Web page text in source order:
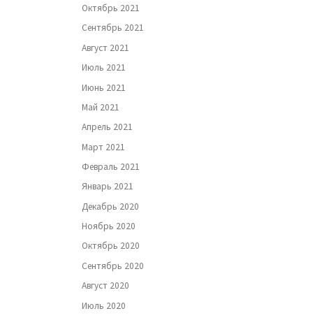
Октябрь 2021
Сентябрь 2021
Август 2021
Июль 2021
Июнь 2021
Май 2021
Апрель 2021
Март 2021
Февраль 2021
Январь 2021
Декабрь 2020
Ноябрь 2020
Октябрь 2020
Сентябрь 2020
Август 2020
Июль 2020